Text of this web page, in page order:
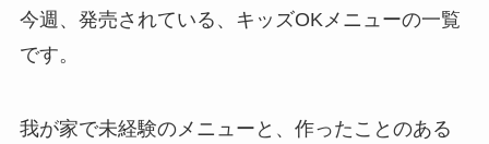
今週、発売されている、キッズOKメニューの一覧
です。
我が家で未経験のメニューと、作ったことのある